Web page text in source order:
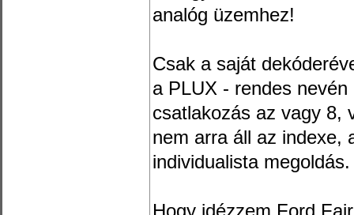
analóg üzemhez!
Csak a saját
a PLUX - rendes
csatlakozás az vagy 8,
nem arra áll az indexe,
individualista megoldás.